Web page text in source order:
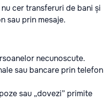
cer transferuri de bani și
sau prin mesaje.
necunoscute.
sau bancare prin telefon
sau „dovezi” primite